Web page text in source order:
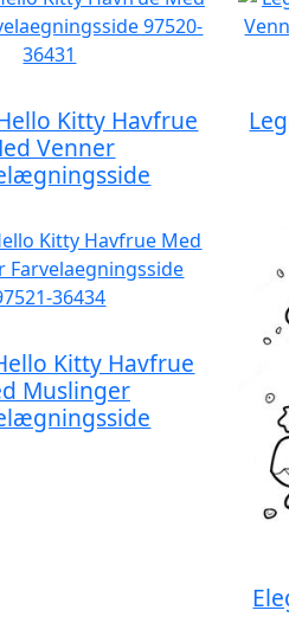
Kitty Havfrue
Venner
Kitty Havfrue
Muslinger